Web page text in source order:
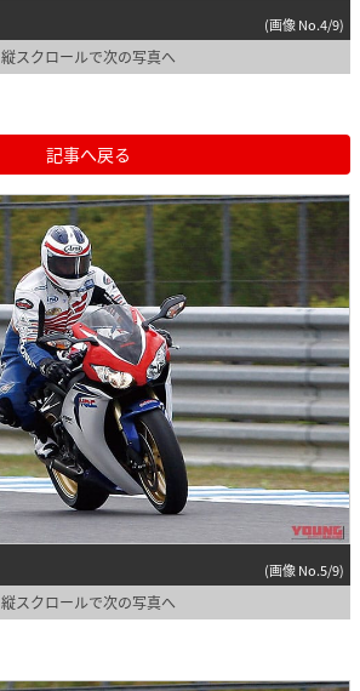
(画像 No.4/9)
縦スクロールで次の写真へ
記事へ戻る
(画像 No.5/9)
縦スクロールで次の写真へ